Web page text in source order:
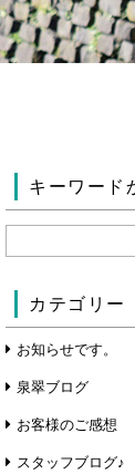
キーワード
カテゴリー
お知らせです。
泉翠ブログ
お客様のご感想
スタッフブログ♪